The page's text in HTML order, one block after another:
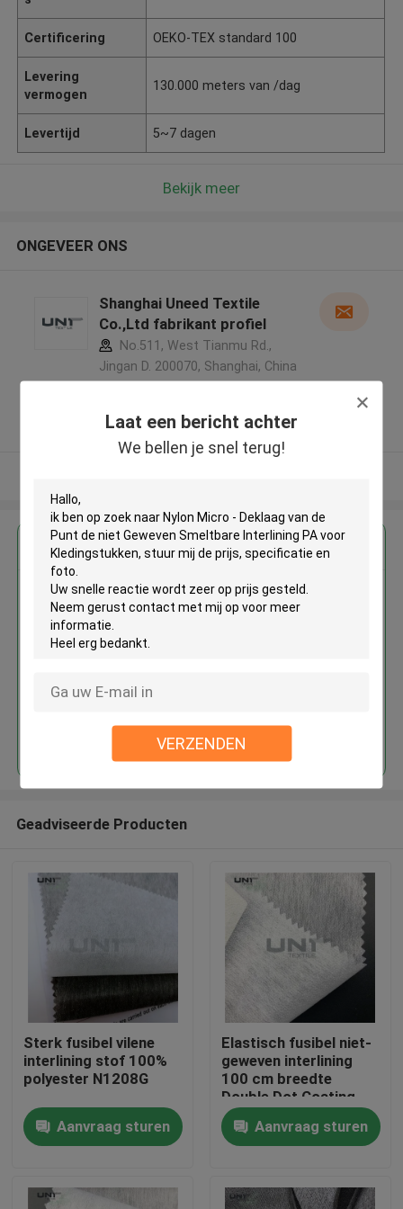
Laat een bericht achter
We bellen je snel terug!
VERZENDEN
Thuis
Producten
Over ons
Certificering OEKO-TEX standard 100
Levering
vermogen
130.000 meters van /dag
Levertijd 5~7 dagen
Bekijk meer
ONGEVEER ONS
Shanghai Uneed Textile
Co.,Ltd fabrikant profiel
No.511, West Tianmu Rd.,
Jingan D. 200070, Shanghai, China
Geverifieerde Leverancier
Krijg de beste prijs voor
Nylon Micro - Deklaag van de
Punt de niet Geweven Smeltbare
Doorgaan
Geadviseerde Producten
Sterk fusibel vilene
interlining stof 100%
polyester N1208G
Aanvraag sturen
Elastisch fusibel niet-
geweven interlining
100 cm breedte
Double Dot Coating
Aanvraag sturen